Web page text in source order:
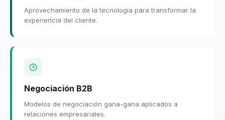
Aprovechamiento de la tecnología para transformar la
experiencia del cliente.
Negociación B2B
Modelos de negociación gana-gana aplicados a
relaciones empresariales.